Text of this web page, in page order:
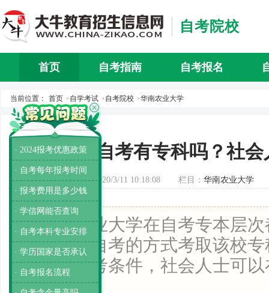
自考院校
首页 自考指南 自考报名
当前位置： 首页 > 自学考试 > 自考院校 > 华南农业大学
农业大学自考有专科吗？社
发布时间：2020/3/11 10:18:08 栏目： 华南农业大学
导读：农业大学在自考专本层
生可通过自考的方式考取该校
过多的报考条件，社会人士可
科。
· 2024报考优惠政策
· 自考每年报考时间
· 报考费用是多少钱
· 学信网能否查询
· 自考本科专业安排
· 学历国家是否承认
· 自考报名流程